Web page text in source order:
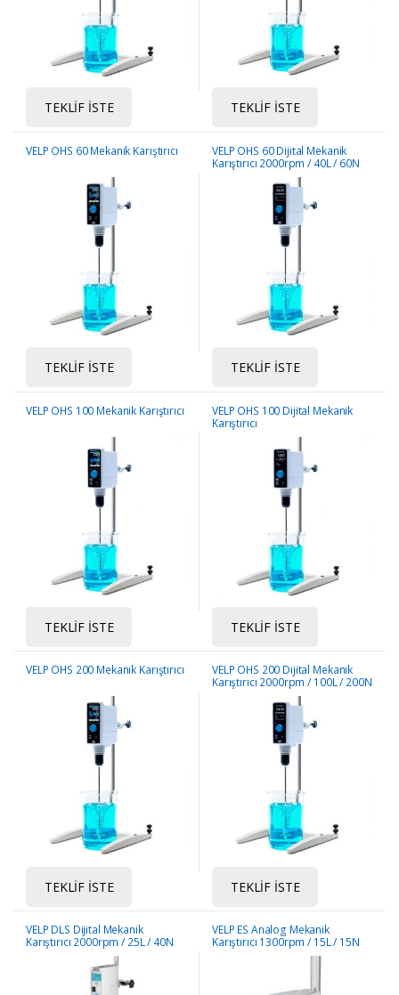
TEKLIF İSTE TEKLIF İSTE
VELP OHS 60 Mekanik Karıştırıcı
TEKLIF İSTE
VELP OHS 60 Dijital Mekanik
Karıştırıcı 2000rpm / 40L / 60N
TEKLIF İSTE
VELP OHS 100 Mekanik Karıştırıcı
TEKLIF İSTE
VELP OHS 100 Dijital Mekanik
Karıştırıcı
TEKLIF İSTE
VELP OHS 200 Mekanik Karıştırıcı
TEKLIF İSTE
VELP OHS 200 Dijital Mekanik
Karıştırıcı 2000rpm / 100L / 200N
TEKLIF İSTE
VELP DLS Dijital Mekanik
Karıştırıcı 2000rpm / 25L / 40N
VELP ES Analog Mekanik
Karıştırıcı 1300rpm / 15L / 15N